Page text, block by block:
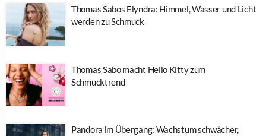
Thomas Sabos Elyndra: Himmel, Wasser und Licht
werden zu Schmuck
Thomas Sabo macht Hello Kitty zum
Schmucktrend
Pandora im Übergang: Wachstum schwächer,